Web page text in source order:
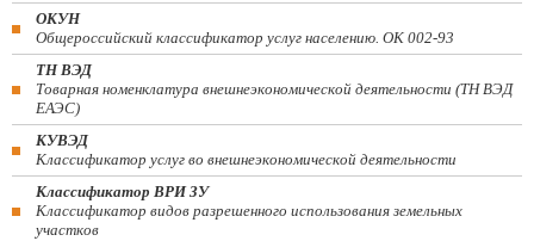
ОКУН
Общероссийский классификатор услуг населению. ОК 002-93
ТН ВЭД
Товарная номенклатура внешнеэкономической деятельности (ТН ВЭД
ЕАЭС)
КУВЭД
Классификатор услуг во внешнеэкономической деятельности
Классификатор ВРИ ЗУ
Классификатор видов разрешенного использования земельных
участков